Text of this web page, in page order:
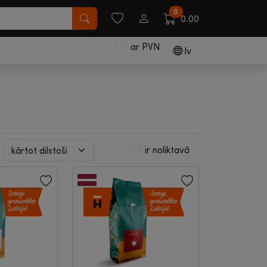
0
0.00
ar PVN lv
ir noliktavā